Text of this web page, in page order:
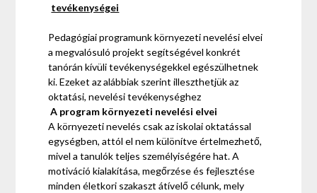
tevékenységei
Pedagógiai programunk környezeti nevelési elvei
a megvalósuló projekt segítségével konkrét
tanórán kívüli tevékenységekkel egészülhetnek
ki. Ezeket az alábbiak szerint illeszthetjük az
oktatási, nevelési tevékenységhez
A program környezeti nevelési elvei
A környezeti nevelés csak az iskolai oktatással
egységben, attól el nem különítve értelmezhető,
mivel a tanulók teljes személyiségére hat. A
motiváció kialakítása, megőrzése és fejlesztése
minden életkori szakaszt átívelő célunk, mely